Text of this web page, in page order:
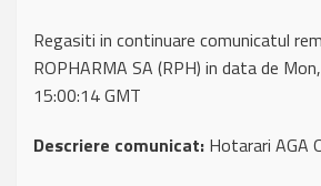
Regasiti in continuare comunicatul
ROPHARMA SA (RPH) in data de
15:00:14 GMT
Descriere comunicat: Hotarari AGA